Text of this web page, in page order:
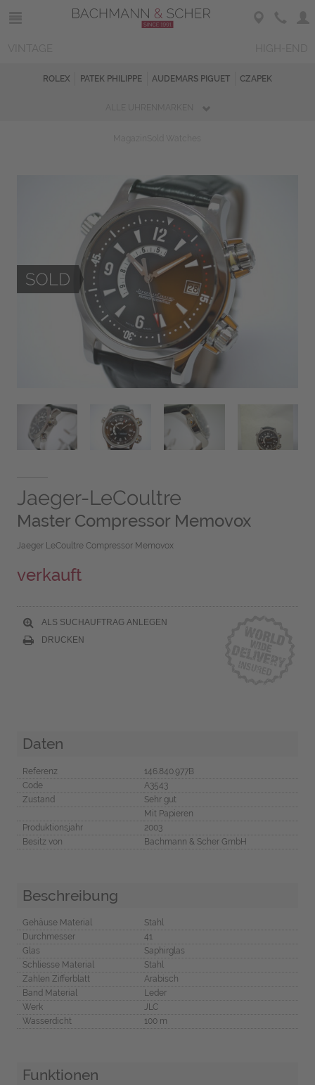
ROLEX PATEK PHILIPPE AUDEMARS PIGUET CZAPEK
Jaeger-LeCoultre
Master Compressor Memovox
Jaeger LeCoultre Compressor Memovox
verkauft
ALS SUCHAUFTRAG ANLEGEN
DRUCKEN
Daten
Referenz
146.840.977B
Code
A3543
Zustand
Sehr gut
Mit Papieren
Produktionsjahr
2003
Besitz von
Bachmann & Scher GmbH
Beschreibung
Gehäuse Material
Stahl
Durchmesser
41
Glas
Saphirglas
Schliesse Material
Stahl
Zahlen Zifferblatt
Arabisch
Band Material
Leder
Werk
JLC
Wasserdicht
100 m
Funktionen